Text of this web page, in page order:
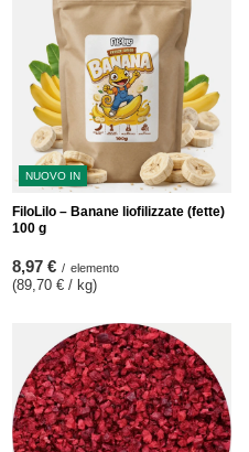
NUOVO IN
FiloLilo – Banane liofilizzate (fette)
100 g
8,97 € / elemento
(89,70 € / kg)